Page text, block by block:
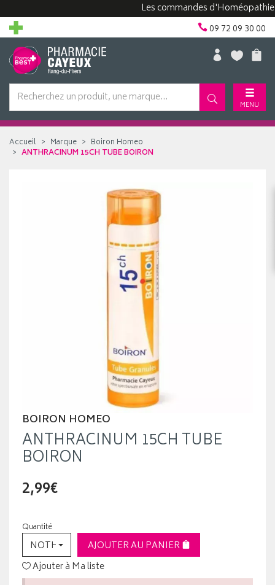
Les commandes d'Homéopathie
09 72 09 30 00
MENU
Accueil Marque
Boiron Homeo
ANTHRACINUM 15CH TUBE BOIRON
BOIRON HOMEO
ANTHRACINUM 15CH TUBE
BOIRON
2,99€
Quantité
NOTHING SELECTEDAJOUTER AU PANIER
Ajouter à Ma liste